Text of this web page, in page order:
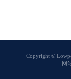
Copyright ©
网